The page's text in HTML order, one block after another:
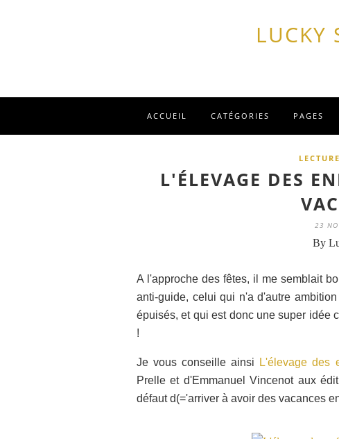
LUCKY
ACCUEIL CATÉGORIES PAGES
L'ÉLEVAGE DES
23
By
A l'approche des fêtes, il me semblait
anti-guide, celui qui n'a d'autre
épuisés, et qui est donc une super idée
!
Je vous conseille ainsi L'élevage des
Prelle et d'Emmanuel Vincenot aux
défaut d(='arriver à avoir des vacances